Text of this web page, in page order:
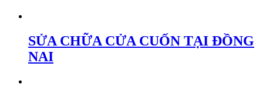
SỬA CHỮA CỬA CUỐN TẠI ĐỒNG
NAI